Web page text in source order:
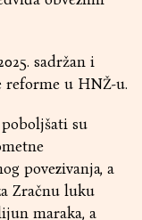
sadržan i
u HNŽ-u.
su
povezivanja, a
Zračnu luku
maraka, a